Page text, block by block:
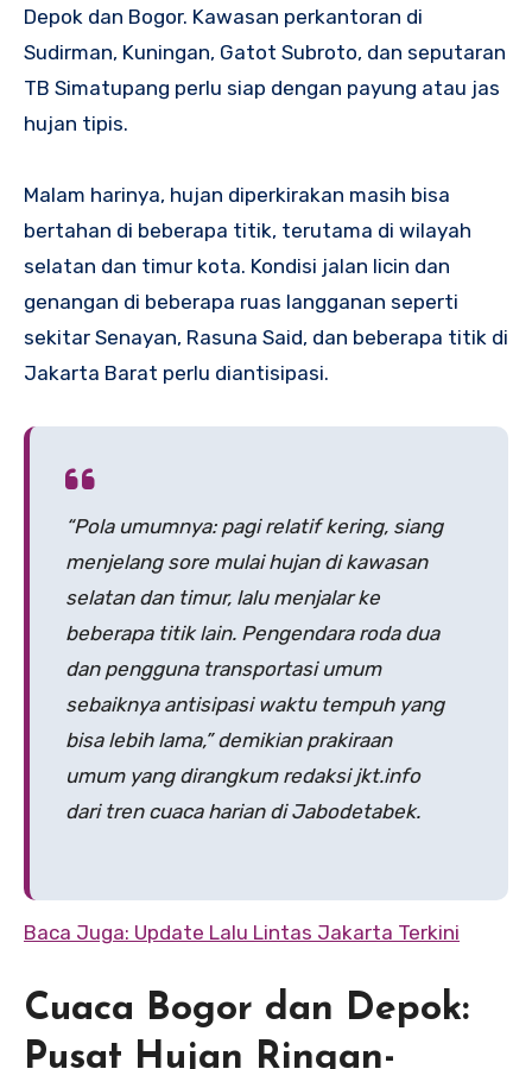
Depok dan Bogor. Kawasan perkantoran di
Sudirman, Kuningan, Gatot Subroto, dan seputaran
TB Simatupang perlu siap dengan payung atau jas
hujan tipis.
Malam harinya, hujan diperkirakan masih bisa
bertahan di beberapa titik, terutama di wilayah
selatan dan timur kota. Kondisi jalan licin dan
genangan di beberapa ruas langganan seperti
sekitar Senayan, Rasuna Said, dan beberapa titik di
Jakarta Barat perlu diantisipasi.
“Pola umumnya: pagi relatif kering, siang
menjelang sore mulai hujan di kawasan
selatan dan timur, lalu menjalar ke
beberapa titik lain. Pengendara roda dua
dan pengguna transportasi umum
sebaiknya antisipasi waktu tempuh yang
bisa lebih lama,” demikian prakiraan
umum yang dirangkum redaksi jkt.info
dari tren cuaca harian di Jabodetabek.
Baca Juga: Update Lalu Lintas Jakarta Terkini
Cuaca Bogor dan Depok:
Pusat Hujan Ringan-